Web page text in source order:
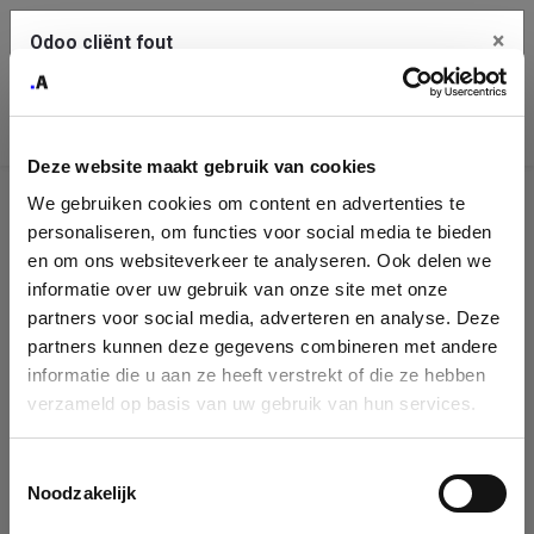
Deze website maakt gebruik van cookies
We gebruiken cookies om content en advertenties te
personaliseren, om functies voor social media te bieden
en om ons websiteverkeer te analyseren. Ook delen we
informatie over uw gebruik van onze site met onze
partners voor social media, adverteren en analyse. Deze
partners kunnen deze gegevens combineren met andere
informatie die u aan ze heeft verstrekt of die ze hebben
verzameld op basis van uw gebruik van hun services.
Noodzakelijk
Identificatie
onderneming
Please fill in your company details
You can search a company in our database by name, VAT or
enterprise ID. When a company is selected it will auto-complete the
form. If you don't find your company in our database, you can create
Odoo cliënt fout ×
klembord
Je dient de kopieer knop te gebruiken om de fout te melden
aan support.
Bekijk details